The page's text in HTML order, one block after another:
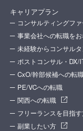
キャリアプラン
コンサルティングフ
事業会社への転職を
未経験からコンサル
ポストコンサル・DX/
CxO/幹部候補への転
PE/VCへの転職
関西への転職
フリーランスを目指
副業したい方